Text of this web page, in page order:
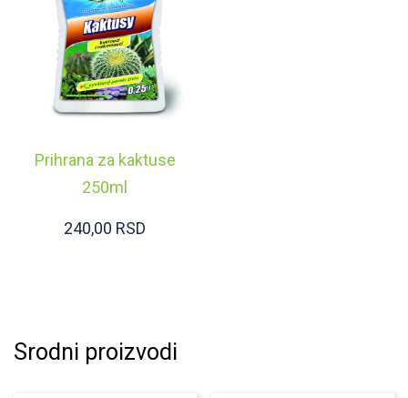
Prihrana za kaktuse
250ml
240,00 RSD
Srodni proizvodi